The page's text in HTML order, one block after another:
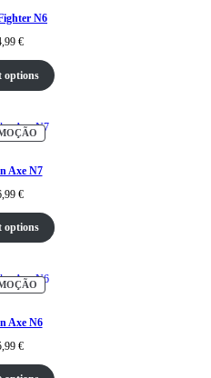
N6
€
options
PRODUTO
EM
Axe N7
€
options
PRODUTO
EM
Axe N6
€